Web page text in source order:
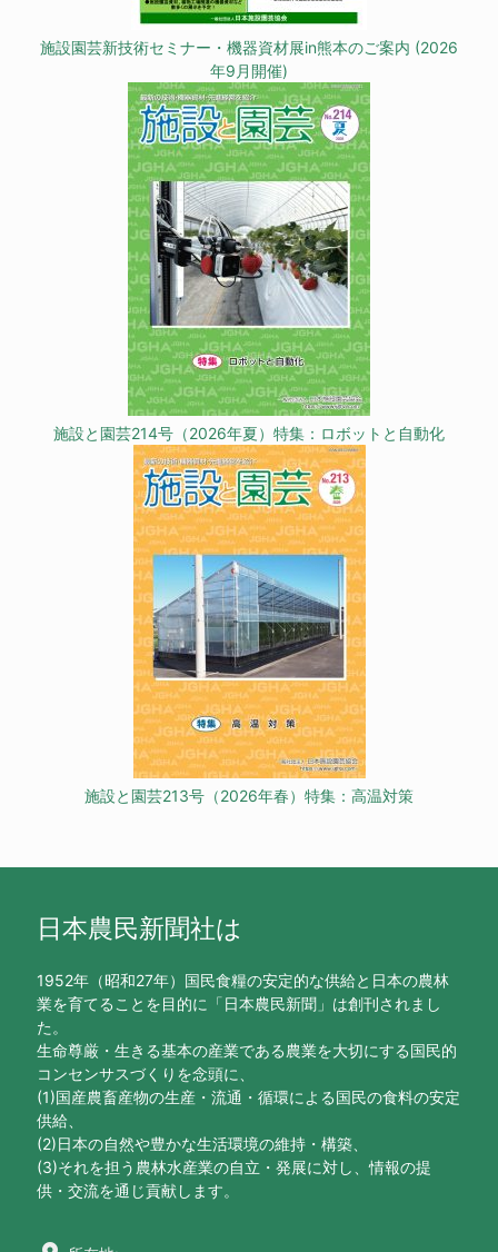
施設園芸新技術セミナー・機器資材展in熊本のご案内 (2026
年9月開催)
施設と園芸214号（2026年夏）特集：ロボットと自動化
施設と園芸213号（2026年春）特集：高温対策
日本農民新聞社は
1952年（昭和27年）国民食糧の安定的な供給と日本の農林
業を育てることを目的に「日本農民新聞」は創刊されまし
た。
生命尊厳・生きる基本の産業である農業を大切にする国民的
コンセンサスづくりを念頭に、
(1)国産農畜産物の生産・流通・循環による国民の食料の安定
供給、
(2)日本の自然や豊かな生活環境の維持・構築、
(3)それを担う農林水産業の自立・発展に対し、情報の提
供・交流を通じ貢献します。